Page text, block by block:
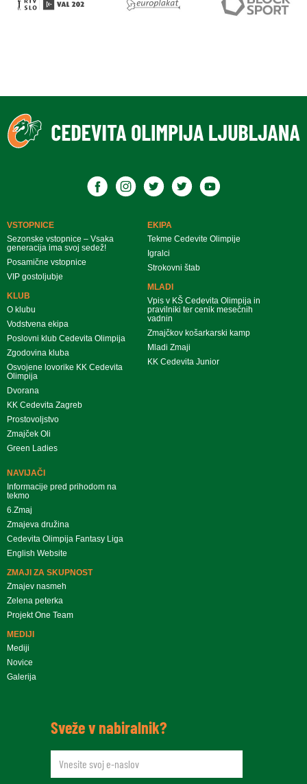
VSTOPNICE
Sezonske vstopnice – Vsaka
generacija ima svoj sedež!
Posamične vstopnice
VIP gostoljubje
KLUB
O klubu
Vodstvena ekipa
Poslovni klub Cedevita Olimpija
Zgodovina kluba
Osvojene lovorike KK Cedevita
Olimpija
Dvorana
KK Cedevita Zagreb
Prostovoljstvo
Zmajček Oli
Green Ladies
EKIPA
Tekme Cedevite Olimpije
Igralci
Strokovni štab
MLADI
Vpis v KŠ Cedevita Olimpija in
pravilniki ter cenik mesečnih
vadnin
Zmajčkov košarkarski kamp
Mladi Zmaji
KK Cedevita Junior
NAVIJAČI
Informacije pred prihodom na
tekmo
6.Zmaj
Zmajeva družina
Cedevita Olimpija Fantasy Liga
English Website
ZMAJI ZA SKUPNOST
Zmajev nasmeh
Zelena peterka
Projekt One Team
MEDIJI
Mediji
Novice
Galerija
Sveže v nabiralnik?
newsletteremail